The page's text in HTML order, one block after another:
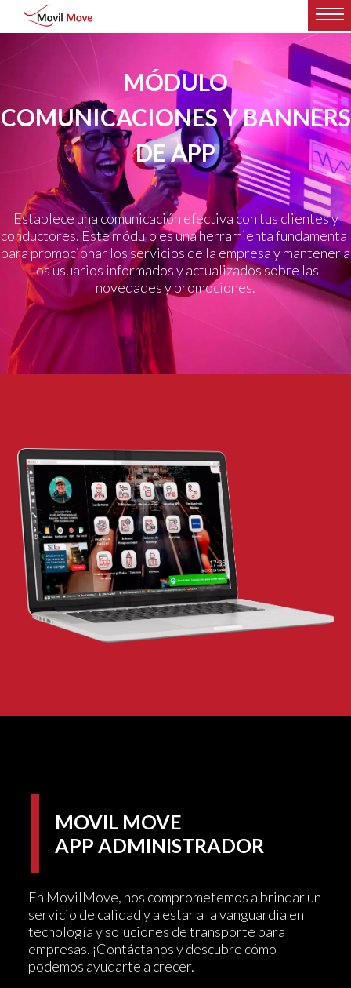
MÓDULO
COMUNICACIONES Y BANNERS
DE APP
Establece una comunicación efectiva con tus clientes y
conductores. Este módulo es una herramienta fundamental
para promocionar los servicios de la empresa y mantener a
los usuarios informados y actualizados sobre las
novedades y promociones.
MOVIL MOVE
APP ADMINISTRADOR
En MovilMove, nos comprometemos a brindar un
servicio de calidad y a estar a la vanguardia en
tecnología y soluciones de transporte para
empresas. ¡Contáctanos y descubre cómo
podemos ayudarte a crecer.